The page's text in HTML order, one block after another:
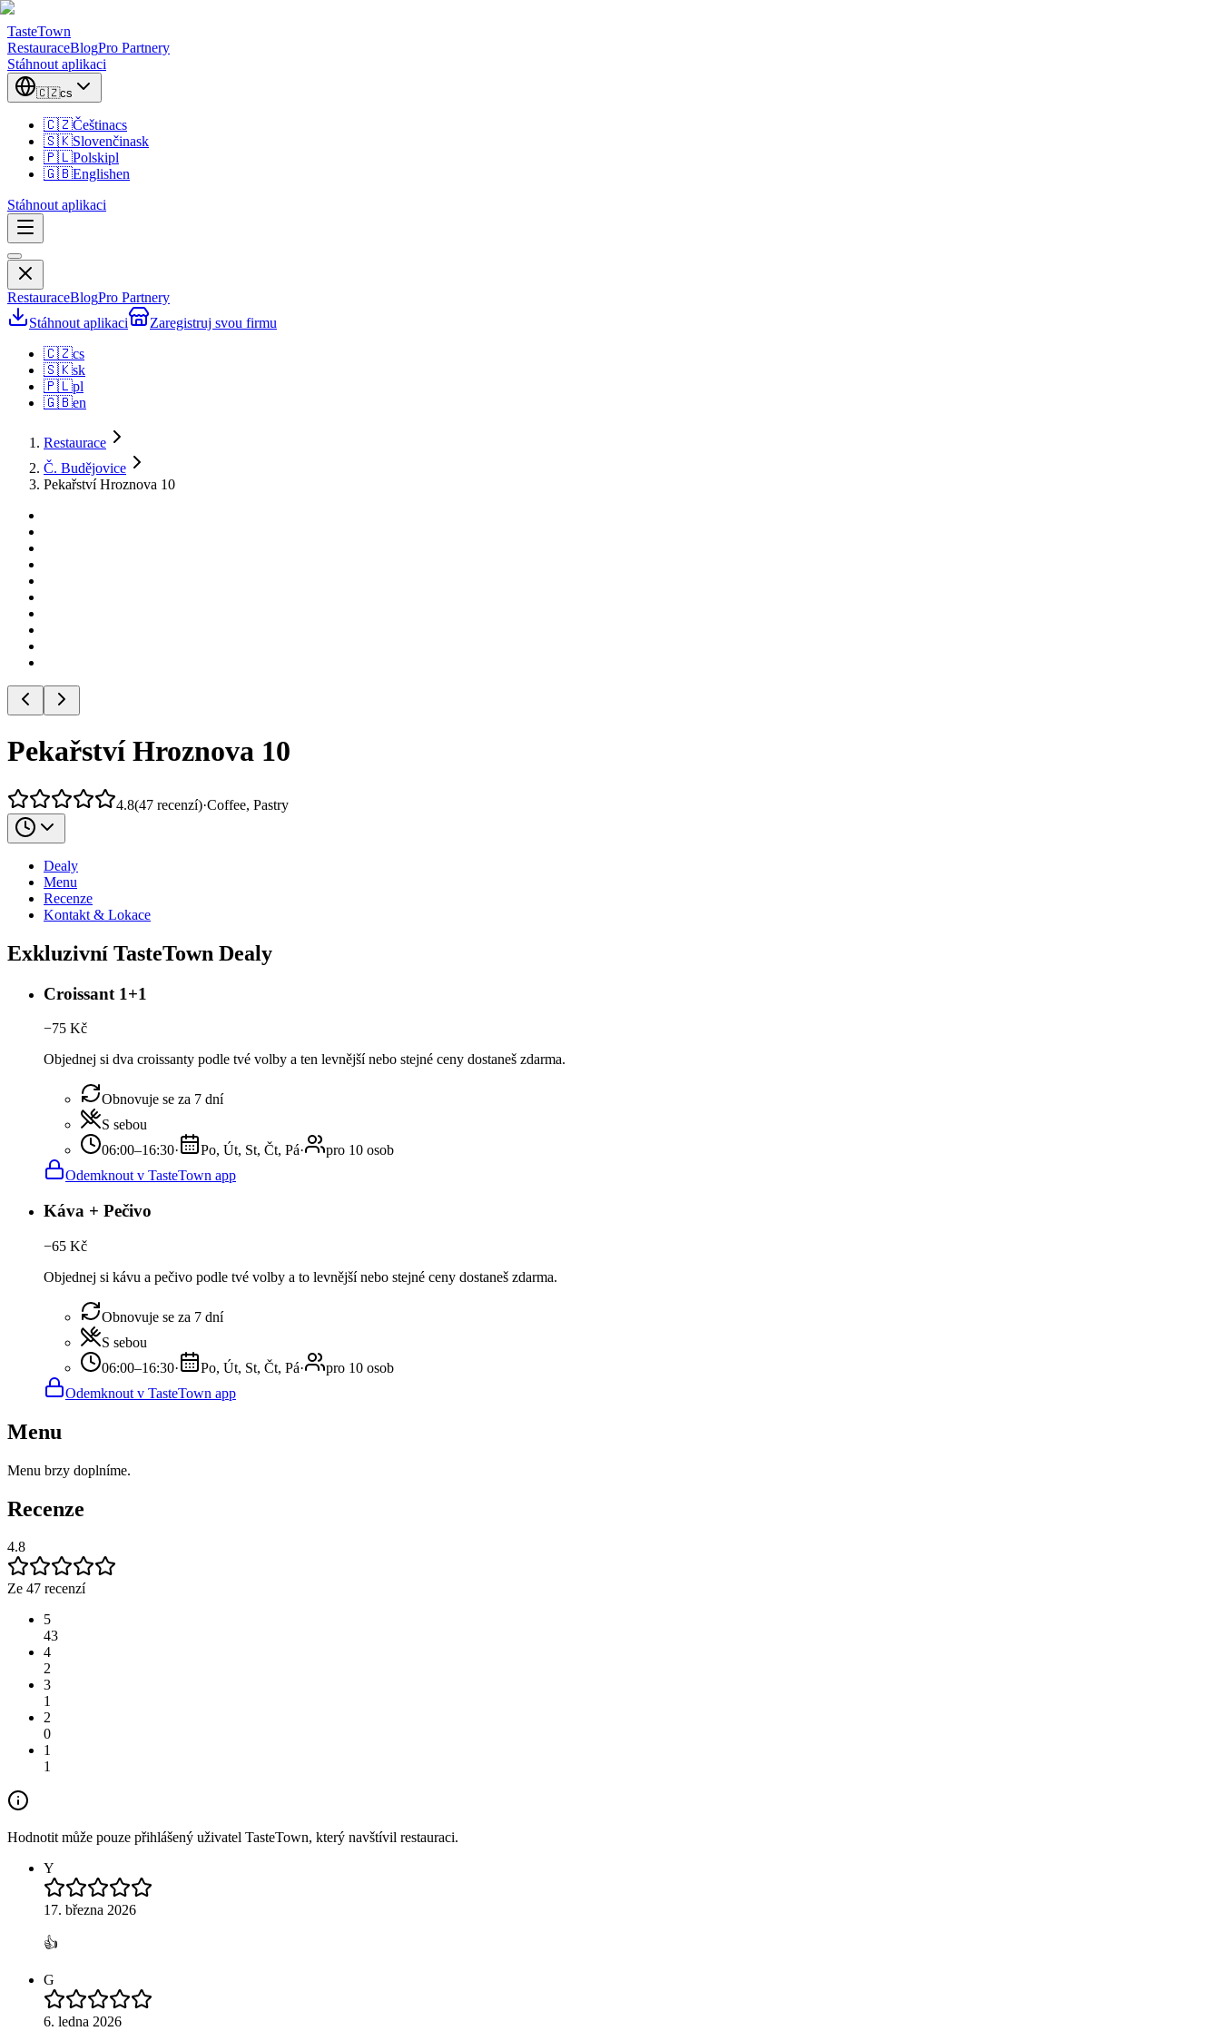
TasteTown
RestauraceBlogPro Partnery
Stáhnout aplikaci
🇨🇿cs
🇨🇿Češtinacs
🇸🇰Slovenčinask
🇵🇱Polskipl
🇬🇧Englishen
Stáhnout aplikaci
RestauraceBlogPro Partnery
Stáhnout aplikaci
Zaregistruj svou firmu
🇨🇿cs
🇸🇰sk
🇵🇱pl
🇬🇧en
Restaurace
Č. Budějovice
Pekařství Hroznova 10
Pekařství Hroznova 10
4.8(47 recenzí)·Coffee, Pastry
Dealy
Menu
Recenze
Kontakt & Lokace
Exkluzivní TasteTown Dealy
Croissant 1+1
−75 Kč
Objednej si dva croissanty podle tvé volby a ten levnější nebo stejné ceny dostaneš zdarma.
Obnovuje se za 7 dní
S sebou
06:00–16:30· Po, Út, St, Čt, Pá·
pro 10 osob
Odemknout v TasteTown app
Káva + Pečivo
−65 Kč
Objednej si kávu a pečivo podle tvé volby a to levnější nebo stejné ceny dostaneš zdarma.
Obnovuje se za 7 dní
S sebou
06:00–16:30· Po, Út, St, Čt, Pá·
pro 10 osob
Odemknout v TasteTown app
Menu
Menu brzy doplníme.
Recenze
4.8
Ze 47 recenzí
5
43
4
2
3
1
2
0
1
1
Hodnotit může pouze přihlášený uživatel TasteTown, který navštívil restauraci.
Y
17. března 2026
👍
G
6. ledna 2026